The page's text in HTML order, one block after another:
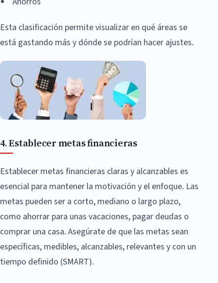
Esta clasificación permite visualizar en qué áreas se
está gastando más y dónde se podrían hacer ajustes.
4. Establecer metas financieras
Establecer metas financieras claras y alcanzables es
esencial para mantener la motivación y el enfoque. Las
metas pueden ser a corto, mediano o largo plazo,
como ahorrar para unas vacaciones, pagar deudas o
comprar una casa. Asegúrate de que las metas sean
específicas, medibles, alcanzables, relevantes y con un
tiempo definido (SMART).